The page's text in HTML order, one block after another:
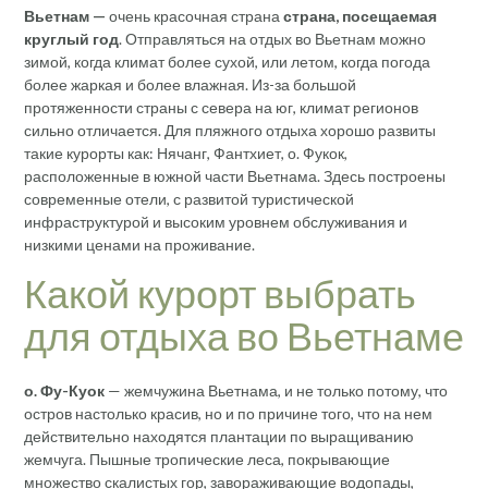
Вьетнам — очень красочная страна страна, посещаемая
круглый год. Отправляться на отдых во Вьетнам можно
зимой, когда климат более сухой, или летом, когда погода
более жаркая и более влажная. Из-за большой
протяженности страны с севера на юг, климат регионов
сильно отличается. Для пляжного отдыха хорошо развиты
такие курорты как: Нячанг, Фантхиет, о. Фукок,
расположенные в южной части Вьетнама. Здесь построены
современные отели, с развитой туристической
инфраструктурой и высоким уровнем обслуживания и
низкими ценами на проживание.
Какой курорт выбрать
для отдыха во Вьетнаме
о. Фу-Куок — жемчужина Вьетнама, и не только потому, что
остров настолько красив, но и по причине того, что на нем
действительно находятся плантации по выращиванию
жемчуга. Пышные тропические леса, покрывающие
множество скалистых гор, завораживающие водопады,